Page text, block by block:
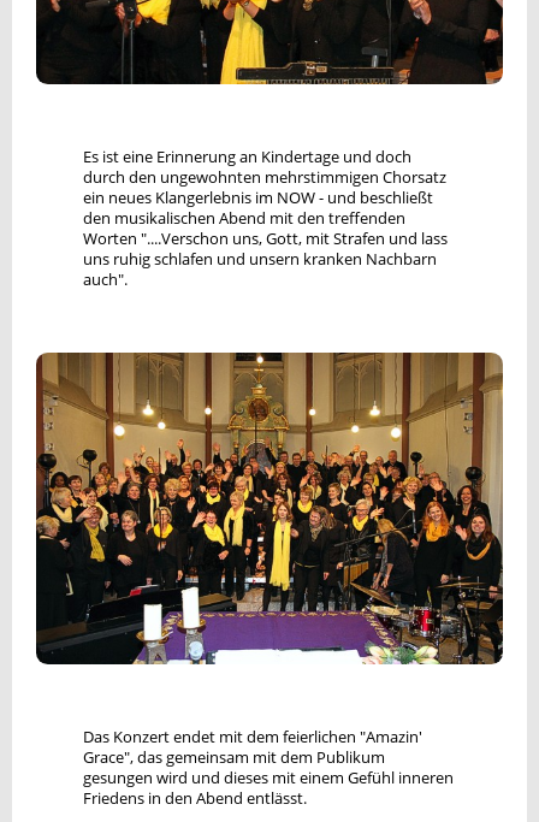
Es ist eine Erinnerung an Kindertage und doch
durch den ungewohnten mehrstimmigen Chorsatz
ein neues Klangerlebnis im NOW - und beschließt
den musikalischen Abend mit den treffenden
Worten "....Verschon uns, Gott, mit Strafen und lass
uns ruhig schlafen und unsern kranken Nachbarn
auch".
Das Konzert endet mit dem feierlichen "Amazin'
Grace", das gemeinsam mit dem Publikum
gesungen wird und dieses mit einem Gefühl inneren
Friedens in den Abend entlässt.